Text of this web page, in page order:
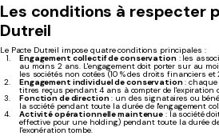
Les conditions à respecter
Dutreil
Le Pacte Dutreil impose quatre conditions principales :
Engagement collectif de conservation: les
au moins 2 ans. L'engagement doit porter sur au
les sociétés non cotées (10 % des droits financiers
Engagement individuel de conservation: chaque
titres reçus pendant 4 ans à compter de l'expiration
Fonction de direction: un des signataires ou
la société pendant toute la durée de l'engagement
Activité opérationnelle maintenue : la société
effective pour une holding) pendant toute la durée
l'exonération tombe.